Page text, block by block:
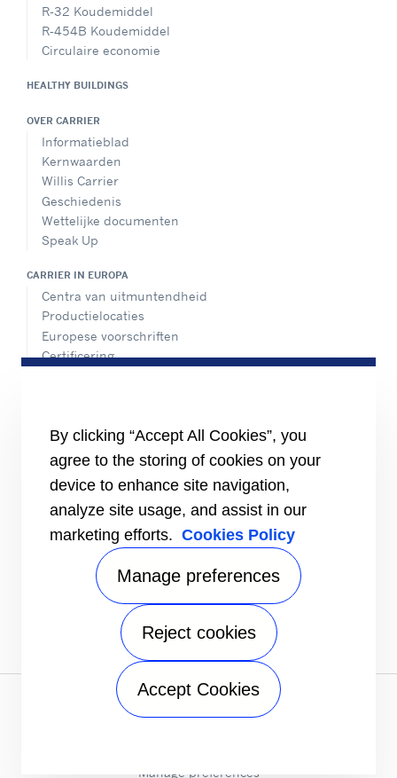
R-32 Koudemiddel
R-454B Koudemiddel
Circulaire economie
HEALTHY BUILDINGS
OVER CARRIER
Informatieblad
Kernwaarden
Willis Carrier
Geschiedenis
Wettelijke documenten
Speak Up
CARRIER IN EUROPA
Centra van uitmuntendheid
Productielocaties
Europese voorschriften
Certificering
BRONNEN
Brochures
Video's
INFORMATIE VOOR
Leveranciers
Investeerders
Privacykennisgeving|Gebruiksvoorwaarden
documenten|Sitemap
Manage preferences
By clicking “Accept All Cookies”, you
agree to the storing of cookies on your
device to enhance site navigation,
analyze site usage, and assist in our
marketing efforts. Cookies Policy
Manage preferences
Reject cookies
Accept Cookies